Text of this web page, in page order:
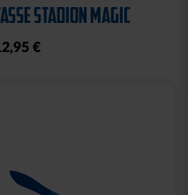
STADION MAGIC
€